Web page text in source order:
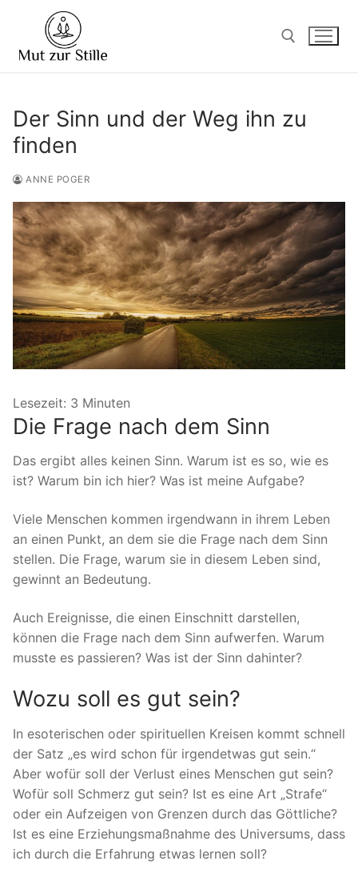
springen
Der Sinn und der Weg ihn zu
finden
ANNE POGER
Lesezeit: 3 Minuten
Die Frage nach dem Sinn
Das ergibt alles keinen Sinn. Warum ist es so, wie es
ist? Warum bin ich hier? Was ist meine Aufgabe?
Viele Menschen kommen irgendwann in ihrem Leben
an einen Punkt, an dem sie die Frage nach dem Sinn
stellen. Die Frage, warum sie in diesem Leben sind,
gewinnt an Bedeutung.
Auch Ereignisse, die einen Einschnitt darstellen,
können die Frage nach dem Sinn aufwerfen. Warum
musste es passieren? Was ist der Sinn dahinter?
Wozu soll es gut sein?
In esoterischen oder spirituellen Kreisen kommt schnell
der Satz „es wird schon für irgendetwas gut sein.“
Aber wofür soll der Verlust eines Menschen gut sein?
Wofür soll Schmerz gut sein? Ist es eine Art „Strafe“
oder ein Aufzeigen von Grenzen durch das Göttliche?
Ist es eine Erziehungsmaßnahme des Universums, dass
ich durch die Erfahrung etwas lernen soll?